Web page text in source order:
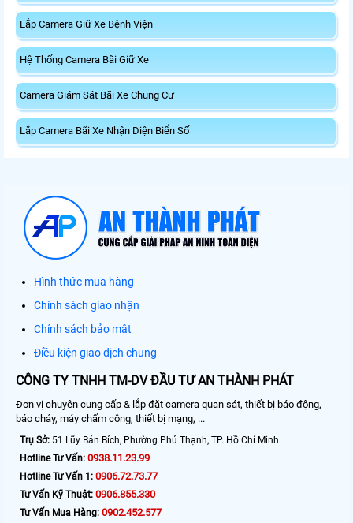
Lắp Camera Giữ Xe Bệnh Viện
Hệ Thống Camera Bãi Giữ Xe
Camera Giám Sát Bãi Xe Chung Cư
Lắp Camera Bãi Xe Nhận Diện Biển Số
Hình thức mua hàng
Chính sách giao nhận
Chính sách bảo mật
Điều kiện giao dịch chung
CÔNG TY TNHH TM-DV ĐẦU TƯ AN THÀNH PHÁT
Đơn vị chuyên cung cấp & lắp đặt camera quan sát, thiết bị báo động,
báo cháy, máy chấm công, thiết bị mạng, ...
Trụ Sở: 51 Lũy Bán Bích, Phường Phú Thạnh, TP. Hồ Chí Minh
Hotline Tư Vấn: 0938.11.23.99
Hotline Tư Vấn 1: 0906.72.73.77
Tư Vấn Kỹ Thuật: 0906.855.330
Tư Vấn Mua Hàng: 0902.452.577